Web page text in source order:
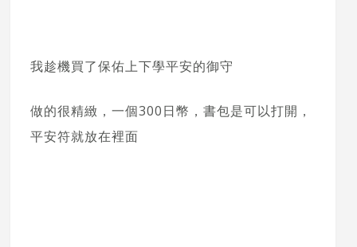
我趁機買了保佑上下學平安的御守
做的很精緻，一個300日幣，書包是可以打開，
平安符就放在裡面